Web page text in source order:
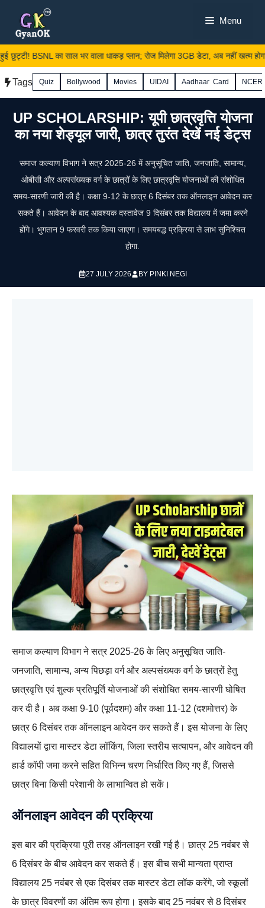
content
Menu
BSNL का साल भर वाला धाकड़ प्लान; रोज मिलेगा 3GB डेटा, अब नहीं खत्म होगा
Tags Quiz Bollywood Movies UIDAI Aadhaar Card
UP SCHOLARSHIP: यूपी छात्रवृत्ति योजना
का नया शेड्यूल जारी, छात्र तुरंत देखें नई डेट्स
समाज कल्याण विभाग ने सत्र 2025-26 में अनुसूचित जाति, जनजाति, सामान्य,
ओबीसी और अल्पसंख्यक वर्ग के छात्रों के लिए छात्रवृत्ति योजनाओं की संशोधित
समय-सारणी जारी की है। कक्षा 9-12 के छात्र 6 दिसंबर तक ऑनलाइन आवेदन कर
सकते हैं। आवेदन के बाद आवश्यक दस्तावेज 9 दिसंबर तक विद्यालय में जमा करने
होंगे। भुगतान 9 फरवरी तक किया जाएगा। समयबद्ध प्रक्रिया से लाभ सुनिश्चित
होगा.
27 JULY 2026 BY PINKI NEGI
समाज कल्याण विभाग ने सत्र 2025-26 के लिए अनुसूचित जाति-
जनजाति, सामान्य, अन्य पिछड़ा वर्ग और अल्पसंख्यक वर्ग के छात्रों हेतु
छात्रवृत्ति एवं शुल्क प्रतिपूर्ति योजनाओं की संशोधित समय-सारणी घोषित
कर दी है। अब कक्षा 9-10 (पूर्वदशम) और कक्षा 11-12 (दशमोत्तर) के
छात्र 6 दिसंबर तक ऑनलाइन आवेदन कर सकते हैं। इस योजना के लिए
विद्यालयों द्वारा मास्टर डेटा लॉकिंग, जिला स्तरीय सत्यापन, और आवेदन की
हार्ड कॉपी जमा करने सहित विभिन्न चरण निर्धारित किए गए हैं, जिससे
छात्र बिना किसी परेशानी के लाभान्वित हो सकें।
ऑनलाइन आवेदन की प्रक्रिया
इस बार की प्रक्रिया पूरी तरह ऑनलाइन रखी गई है। छात्र 25 नवंबर से
6 दिसंबर के बीच आवेदन कर सकते हैं। इस बीच सभी मान्यता प्राप्त
विद्यालय 25 नवंबर से एक दिसंबर तक मास्टर डेटा लॉक करेंगे, जो स्कूलों
के छात्र विवरणों का अंतिम रूप होगा। इसके बाद 25 नवंबर से 8 दिसंबर